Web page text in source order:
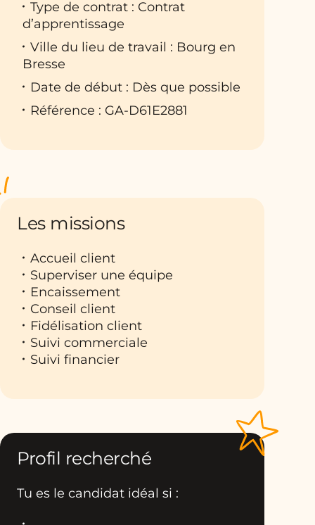
Type de contrat : Contrat
d’apprentissage
Ville du lieu de travail : Bourg en
Bresse
Date de début : Dès que possible
Référence : GA-D61E2881
Les missions
Accueil client
Superviser une équipe
Encaissement
Conseil client
Fidélisation client
Suivi commerciale
Suivi financier
Profil recherché
Tu es le candidat idéal si :